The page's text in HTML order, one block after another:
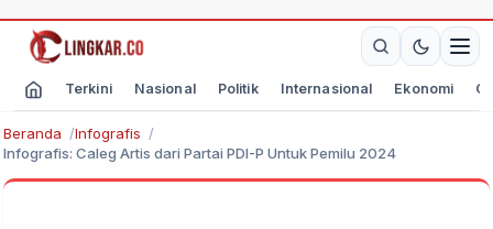
Terkini Nasional Politik Internasional Ekonomi
Beranda
Infografis
Infografis: Caleg Artis dari Partai PDI-P Untuk Pemilu 2024